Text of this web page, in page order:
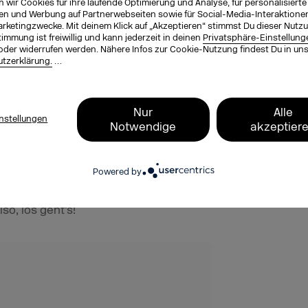
wir Cookies für ihre laufende Optimierung und Analyse, für personalisierte
und Werbung auf Partnerwebseiten sowie für Social-Media-
Mit deinem Klick auf „Akzeptieren“ stimmst Du dieser
ist freiwillig und kann jederzeit in deinen Privatsphäre-
widerrufen werden. Nähere Infos zur Cookie-Nutzung findest Du in
…
Nur
Notwendige
Alle
Powered by
Ticket !
und wie Blockchain Marketing-
wir dir nochmal grundlegend, wie
einsetzen lässt. Der Download
los geht’s!